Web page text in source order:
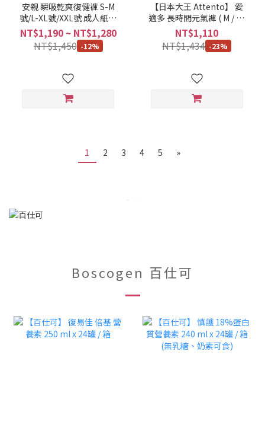
安親 瞬吸乾爽復健褲 S-M
號/L-XL號/XXL號 成人紙尿
褲 (箱購6包)
NT$1,190 ~ NT$1,280
NT$1,450 -12%
【日本大王 Attento】 愛
適多 長時間元氣褲 ( M / L )
6包 / 箱
NT$1,110
NT$1,434 -23%
1 2 3 4 5 »
Boscogen 百仕可